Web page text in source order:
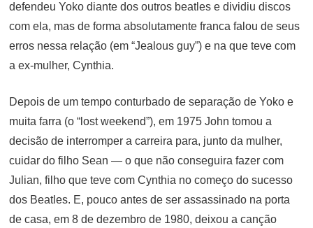
defendeu Yoko diante dos outros beatles e dividiu discos
com ela, mas de forma absolutamente franca falou de seus
erros nessa relação (em “Jealous guy”) e na que teve com
a ex-mulher, Cynthia.
Depois de um tempo conturbado de separação de Yoko e
muita farra (o “lost weekend”), em 1975 John tomou a
decisão de interromper a carreira para, junto da mulher,
cuidar do filho Sean — o que não conseguira fazer com
Julian, filho que teve com Cynthia no começo do sucesso
dos Beatles. E, pouco antes de ser assassinado na porta
de casa, em 8 de dezembro de 1980, deixou a canção